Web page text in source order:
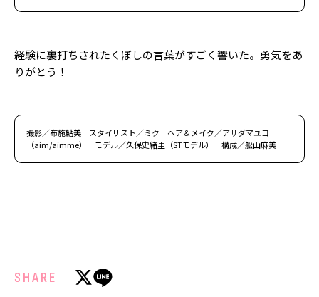
経験に裏打ちされたくぼしの言葉がすごく響いた。勇気をあ
りがとう！
撮影／布施鮎美 スタイリスト／ミク ヘア＆メイク／アサダマユコ
（aim/aimme） モデル／久保史緒里（STモデル） 構成／舩山麻美
SHARE